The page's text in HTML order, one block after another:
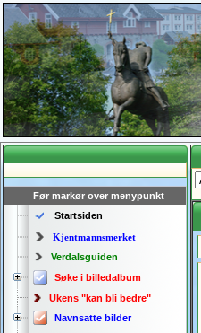
Før markør over menypunkt
Startsiden
Kjentmannsmerket
Verdalsguiden
Søke i billedalbum
Ukens "kan bli bedre"
Navnsatte bilder